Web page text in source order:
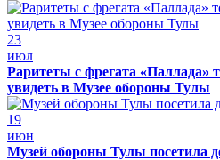
23
июл
Раритеты с фрегата «Паллада»
увидеть в Музее обороны Тулы
19
июн
Музей обороны Тулы посетила